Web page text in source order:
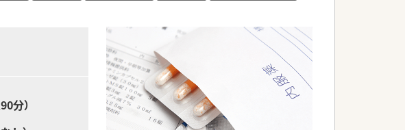
整っています。
分）